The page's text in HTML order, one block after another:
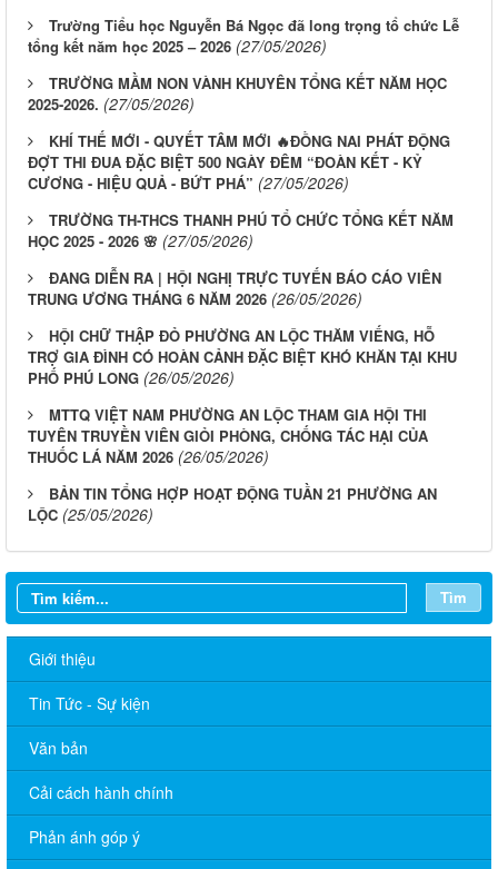
Trường Tiểu học Nguyễn Bá Ngọc đã long trọng tổ chức Lễ
tổng kết năm học 2025 – 2026 (27/05/2026)
TRƯỜNG MẦM NON VÀNH KHUYÊN TỔNG KẾT NĂM HỌC
2025-2026. (27/05/2026)
KHÍ THẾ MỚI - QUYẾT TÂM MỚI 🔥ĐỒNG NAI PHÁT ĐỘNG
ĐỢT THI ĐUA ĐẶC BIỆT 500 NGÀY ĐÊM “ĐOÀN KẾT - KỶ
CƯƠNG - HIỆU QUẢ - BỨT PHÁ” (27/05/2026)
TRƯỜNG TH-THCS THANH PHÚ TỔ CHỨC TỔNG KẾT NĂM
HỌC 2025 - 2026 🌸 (27/05/2026)
ĐANG DIỄN RA | HỘI NGHỊ TRỰC TUYẾN BÁO CÁO VIÊN
TRUNG ƯƠNG THÁNG 6 NĂM 2026 (26/05/2026)
HỘI CHỮ THẬP ĐỎ PHƯỜNG AN LỘC THĂM VIẾNG, HỖ
TRỢ GIA ĐÌNH CÓ HOÀN CẢNH ĐẶC BIỆT KHÓ KHĂN TẠI KHU
PHỐ PHÚ LONG (26/05/2026)
MTTQ VIỆT NAM PHƯỜNG AN LỘC THAM GIA HỘI THI
TUYÊN TRUYỀN VIÊN GIỎI PHÒNG, CHỐNG TÁC HẠI CỦA
THUỐC LÁ NĂM 2026 (26/05/2026)
BẢN TIN TỔNG HỢP HOẠT ĐỘNG TUẦN 21 PHƯỜNG AN
LỘC (25/05/2026)
Tìm
Giới thiệu
Tin Tức - Sự kiện
Văn bản
Cải cách hành chính
Phản ánh góp ý